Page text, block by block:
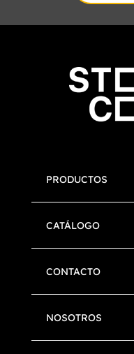
PRODUCTOS
CATÁLOGO
CONTACTO
NOSOTROS